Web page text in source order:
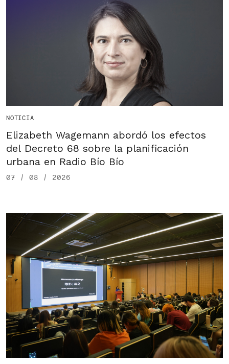
NOTICIA
Elizabeth Wagemann abordó los efectos
del Decreto 68 sobre la planificación
urbana en Radio Bío Bío
07 / 08 / 2026